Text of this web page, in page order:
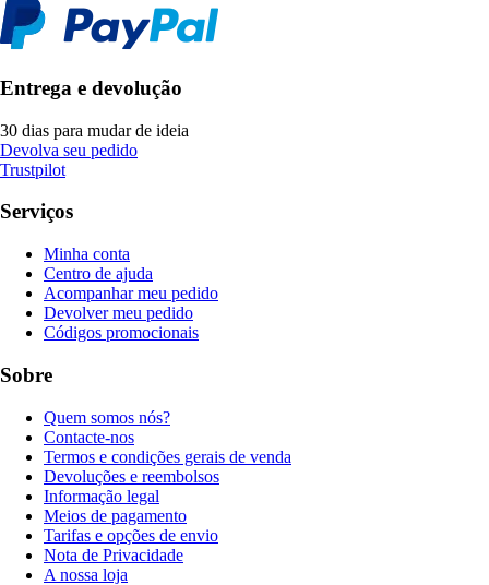
Entrega e devolução
30 dias para mudar de ideia
Devolva seu pedido
Trustpilot
Serviços
Minha conta
Centro de ajuda
Acompanhar meu pedido
Devolver meu pedido
Códigos promocionais
Sobre
Quem somos nós?
Contacte-nos
Termos e condições gerais de venda
Devoluções e reembolsos
Informação legal
Meios de pagamento
Tarifas e opções de envio
Nota de Privacidade
A nossa loja